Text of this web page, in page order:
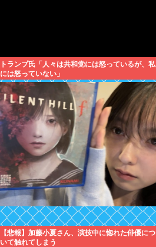
トランプ氏「人々は共和党には怒っているが、私
には怒っていない」
【悲報】加藤小夏さん、演技中に惚れた俳優につ
いて触れてしまう